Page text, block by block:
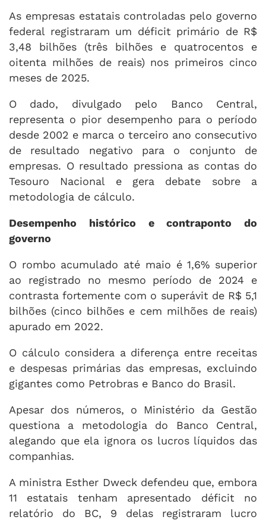
As empresas estatais controladas pelo governo
federal registraram um déficit primário de R$
3,48 bilhões (três bilhões e quatrocentos e
oitenta milhões de reais) nos primeiros cinco
meses de 2025.
O dado, divulgado pelo Banco Central,
representa o pior desempenho para o período
desde 2002 e marca o terceiro ano consecutivo
de resultado negativo para o conjunto de
empresas. O resultado pressiona as contas do
Tesouro Nacional e gera debate sobre a
metodologia de cálculo.
Desempenho histórico e contraponto do
governo
O rombo acumulado até maio é 1,6% superior
ao registrado no mesmo período de 2024 e
contrasta fortemente com o superávit de R$ 5,1
bilhões (cinco bilhões e cem milhões de reais)
apurado em 2022.
O cálculo considera a diferença entre receitas
e despesas primárias das empresas, excluindo
gigantes como Petrobras e Banco do Brasil.
Apesar dos números, o Ministério da Gestão
questiona a metodologia do Banco Central,
alegando que ela ignora os lucros líquidos das
companhias.
A ministra Esther Dweck defendeu que, embora
11 estatais tenham apresentado déficit no
relatório do BC, 9 delas registraram lucro